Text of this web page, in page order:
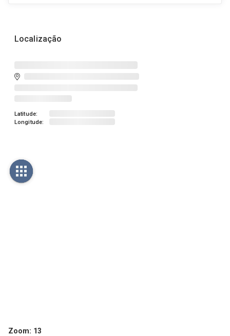
Localização
Latitude:
Longitude:
Zoom: 13